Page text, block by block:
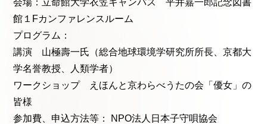
会場：立命館大学衣笠キャンパス 平井嘉一郎記念図書
館１Fカンファレンスルーム
プログラム：
講演 山極壽一氏（総合地球環境学研究所所長、京都大
学名誉教授、人類学者）
ワークショップ えほんと京わらべうたの会「優女」の
皆様
参加費、申込方法等： NPO法人日本子守唄協会